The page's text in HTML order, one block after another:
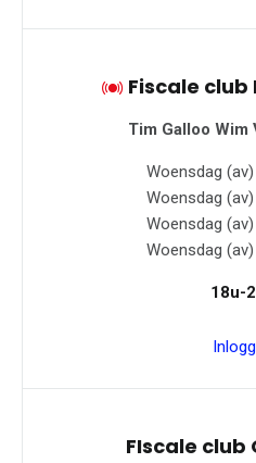
Fiscale club
Tim Galloo Wim
Woensdag
Woensdag
Woensdag
Woensdag
18u-
FIscale club